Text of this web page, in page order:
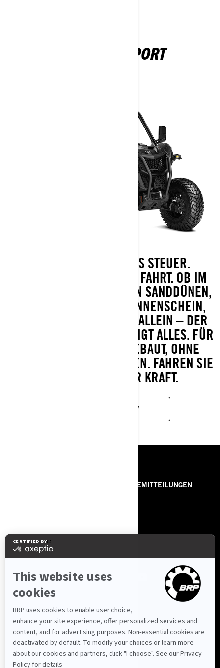
MAVERICK SPORT
ÜBERNEHMEN SIE DAS STEUER.
BEHERRSCHEN SIE JEDE FAHRT. OB IM
HINTERLAND ODER IN DEN SANDDÜNEN,
OB BEI REGEN ODER SONNENSCHEIN,
OB VOLL BELADEN ODER ALLEIN – DER
MAVERICK SPORT BEWÄLTIGT ALLES. FÜR
ALLE BEDINGUNGEN GEBAUT, OHNE
KOMPROMISSE ZU MACHEN. FAHREN SIE
IM ZENTRUM IHRER KRAFT.
MEHR ERFAHREN
PRESSEMITTEILUNGEN